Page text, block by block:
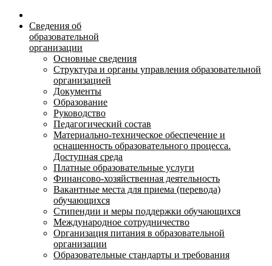
Сведения об
образовательной
организации
Основные сведения
Структура и органы управления образовательной
организацией
Документы
Образование
Руководство
Педагогический состав
Материально-техническое обеспечение и
оснащенность образовательного процесса.
Доступная среда
Платные образовательные услуги
Финансово-хозяйственная деятельность
Вакантные места для приема (перевода)
обучающихся
Стипендии и меры поддержки обучающихся
Международное сотрудничество
Организация питания в образовательной
организации
Образовательные стандарты и требования